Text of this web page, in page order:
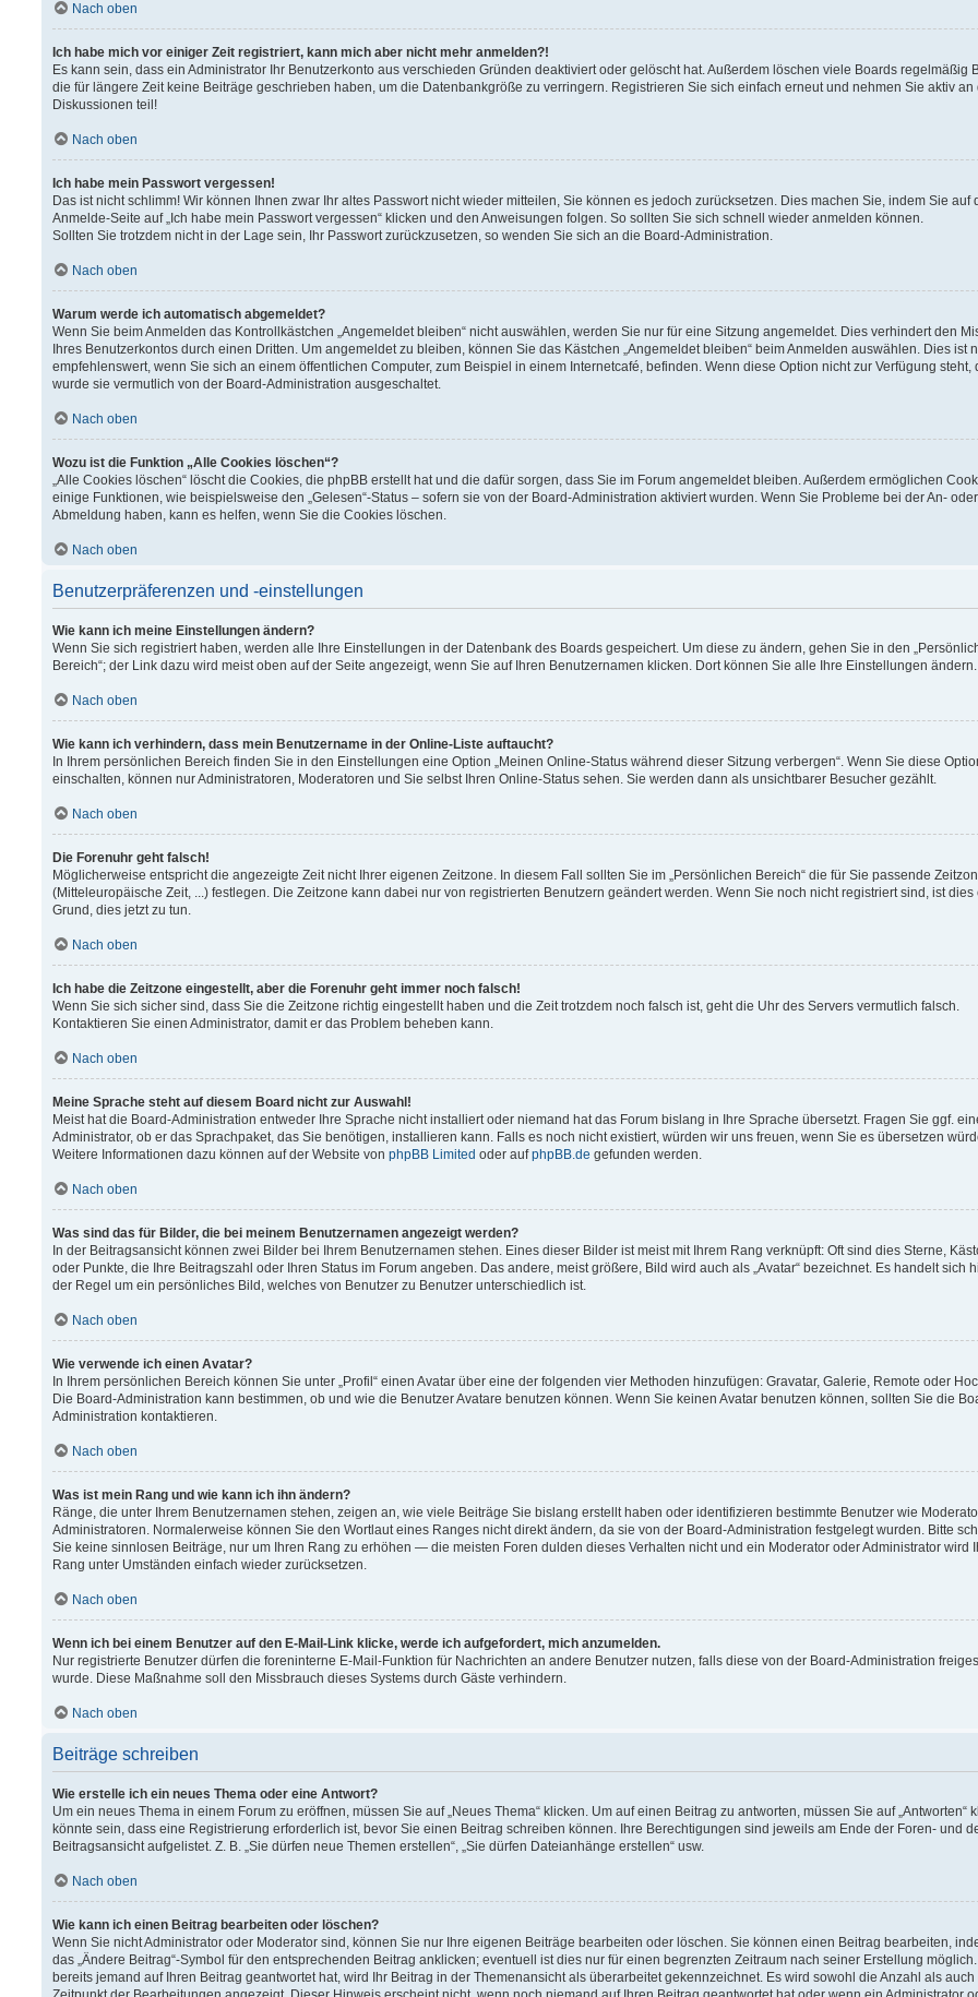
Nach oben
Ich habe mich vor einiger Zeit registriert, kann mich aber nicht mehr anmelden?!
Es kann sein, dass ein Administrator Ihr Benutzerkonto aus verschieden Gründen deaktiviert oder gelöscht hat. Außerdem löschen viele Boards regelmäßig
die für längere Zeit keine Beiträge geschrieben haben, um die Datenbankgröße zu verringern. Registrieren Sie sich einfach erneut und nehmen Sie aktiv an
Diskussionen teil!
Nach oben
Ich habe mein Passwort vergessen!
Das ist nicht schlimm! Wir können Ihnen zwar Ihr altes Passwort nicht wieder mitteilen, Sie können es jedoch zurücksetzen. Dies machen Sie, indem Sie auf
Anmelde-Seite auf „Ich habe mein Passwort vergessen“ klicken und den Anweisungen folgen. So sollten Sie sich schnell wieder anmelden können.
Sollten Sie trotzdem nicht in der Lage sein, Ihr Passwort zurückzusetzen, so wenden Sie sich an die Board-Administration.
Nach oben
Warum werde ich automatisch abgemeldet?
Wenn Sie beim Anmelden das Kontrollkästchen „Angemeldet bleiben“ nicht auswählen, werden Sie nur für eine Sitzung angemeldet. Dies verhindert den
Ihres Benutzerkontos durch einen Dritten. Um angemeldet zu bleiben, können Sie das Kästchen „Angemeldet bleiben“ beim Anmelden auswählen. Dies ist
empfehlenswert, wenn Sie sich an einem öffentlichen Computer, zum Beispiel in einem Internetcafé, befinden. Wenn diese Option nicht zur Verfügung steht,
wurde sie vermutlich von der Board-Administration ausgeschaltet.
Nach oben
Wozu ist die Funktion „Alle Cookies löschen“?
„Alle Cookies löschen“ löscht die Cookies, die phpBB erstellt hat und die dafür sorgen, dass Sie im Forum angemeldet bleiben. Außerdem ermöglichen
einige Funktionen, wie beispielsweise den „Gelesen“-Status – sofern sie von der Board-Administration aktiviert wurden. Wenn Sie Probleme bei der An- oder
Abmeldung haben, kann es helfen, wenn Sie die Cookies löschen.
Nach oben
Benutzerpräferenzen und -einstellungen
Wie kann ich meine Einstellungen ändern?
Wenn Sie sich registriert haben, werden alle Ihre Einstellungen in der Datenbank des Boards gespeichert. Um diese zu ändern, gehen Sie in den
Bereich“; der Link dazu wird meist oben auf der Seite angezeigt, wenn Sie auf Ihren Benutzernamen klicken. Dort können Sie alle Ihre Einstellungen ändern.
Nach oben
Wie kann ich verhindern, dass mein Benutzername in der Online-Liste auftaucht?
In Ihrem persönlichen Bereich finden Sie in den Einstellungen eine Option „Meinen Online-Status während dieser Sitzung verbergen“. Wenn Sie diese
einschalten, können nur Administratoren, Moderatoren und Sie selbst Ihren Online-Status sehen. Sie werden dann als unsichtbarer Besucher gezählt.
Nach oben
Die Forenuhr geht falsch!
Möglicherweise entspricht die angezeigte Zeit nicht Ihrer eigenen Zeitzone. In diesem Fall sollten Sie im „Persönlichen Bereich“ die für Sie passende
(Mitteleuropäische Zeit, ...) festlegen. Die Zeitzone kann dabei nur von registrierten Benutzern geändert werden. Wenn Sie noch nicht registriert sind, ist dies
Grund, dies jetzt zu tun.
Nach oben
Ich habe die Zeitzone eingestellt, aber die Forenuhr geht immer noch falsch!
Wenn Sie sich sicher sind, dass Sie die Zeitzone richtig eingestellt haben und die Zeit trotzdem noch falsch ist, geht die Uhr des Servers vermutlich falsch.
Kontaktieren Sie einen Administrator, damit er das Problem beheben kann.
Nach oben
Meine Sprache steht auf diesem Board nicht zur Auswahl!
Meist hat die Board-Administration entweder Ihre Sprache nicht installiert oder niemand hat das Forum bislang in Ihre Sprache übersetzt. Fragen Sie ggf.
Administrator, ob er das Sprachpaket, das Sie benötigen, installieren kann. Falls es noch nicht existiert, würden wir uns freuen, wenn Sie es übersetzen
Weitere Informationen dazu können auf der Website von phpBB Limited oder aufphpBB.de gefunden werden.
Nach oben
Was sind das für Bilder, die bei meinem Benutzernamen angezeigt werden?
In der Beitragsansicht können zwei Bilder bei Ihrem Benutzernamen stehen. Eines dieser Bilder ist meist mit Ihrem Rang verknüpft: Oft sind dies Sterne,
oder Punkte, die Ihre Beitragszahl oder Ihren Status im Forum angeben. Das andere, meist größere, Bild wird auch als „Avatar“ bezeichnet. Es handelt sich
der Regel um ein persönliches Bild, welches von Benutzer zu Benutzer unterschiedlich ist.
Nach oben
Wie verwende ich einen Avatar?
In Ihrem persönlichen Bereich können Sie unter „Profil“ einen Avatar über eine der folgenden vier Methoden hinzufügen: Gravatar, Galerie, Remote oder
Die Board-Administration kann bestimmen, ob und wie die Benutzer Avatare benutzen können. Wenn Sie keinen Avatar benutzen können, sollten Sie die
Administration kontaktieren.
Nach oben
Was ist mein Rang und wie kann ich ihn ändern?
Ränge, die unter Ihrem Benutzernamen stehen, zeigen an, wie viele Beiträge Sie bislang erstellt haben oder identifizieren bestimmte Benutzer wie
Administratoren. Normalerweise können Sie den Wortlaut eines Ranges nicht direkt ändern, da sie von der Board-Administration festgelegt wurden. Bitte
Sie keine sinnlosen Beiträge, nur um Ihren Rang zu erhöhen — die meisten Foren dulden dieses Verhalten nicht und ein Moderator oder Administrator wird
Rang unter Umständen einfach wieder zurücksetzen.
Nach oben
Wenn ich bei einem Benutzer auf den E-Mail-Link klicke, werde ich aufgefordert, mich anzumelden.
Nur registrierte Benutzer dürfen die foreninterne E-Mail-Funktion für Nachrichten an andere Benutzer nutzen, falls diese von der Board-Administration
wurde. Diese Maßnahme soll den Missbrauch dieses Systems durch Gäste verhindern.
Nach oben
Beiträge schreiben
Wie erstelle ich ein neues Thema oder eine Antwort?
Um ein neues Thema in einem Forum zu eröffnen, müssen Sie auf „Neues Thema“ klicken. Um auf einen Beitrag zu antworten, müssen Sie auf „Antworten“
könnte sein, dass eine Registrierung erforderlich ist, bevor Sie einen Beitrag schreiben können. Ihre Berechtigungen sind jeweils am Ende der Foren- und
Beitragsansicht aufgelistet. Z. B. „Sie dürfen neue Themen erstellen“, „Sie dürfen Dateianhänge erstellen“ usw.
Nach oben
Wie kann ich einen Beitrag bearbeiten oder löschen?
Wenn Sie nicht Administrator oder Moderator sind, können Sie nur Ihre eigenen Beiträge bearbeiten oder löschen. Sie können einen Beitrag bearbeiten,
das „Ändere Beitrag“-Symbol für den entsprechenden Beitrag anklicken; eventuell ist dies nur für einen begrenzten Zeitraum nach seiner Erstellung
bereits jemand auf Ihren Beitrag geantwortet hat, wird Ihr Beitrag in der Themenansicht als überarbeitet gekennzeichnet. Es wird sowohl die Anzahl als auch